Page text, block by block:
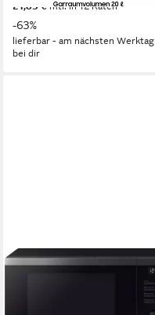
21,83 € mtl. in 12 Raten
-63%
lieferbar - am nächsten Werktag
bei dir